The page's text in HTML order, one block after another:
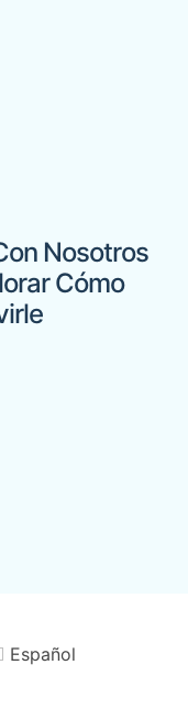
Nosotros
Cómo
Español